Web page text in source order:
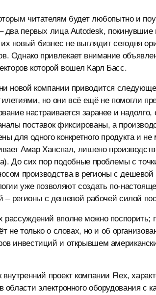
читателям будет любопытно и
два первых лица Autodesk,
новый бизнес не выглядит сегодня
Однако привлекает внимание
которой вошел Карл Басс.
новой компании приводится
но они всё ещё не помогли
настраивается заранее и
поставок фиксированы, а
для одного конкретного продукта и
Амар Ханспал, лишено
До сих пор подобные проблемы с
производства в регионы с
уже позволяют создать по-
– регионы с дешевой рабочей силой
вполне можно поспорить;
не только о словах, но и об
инвестиций и открывшем
внутренний проект компании Flex,
области электронного оборудования